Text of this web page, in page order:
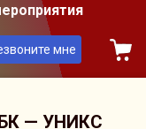
мне
БК — УНИКС